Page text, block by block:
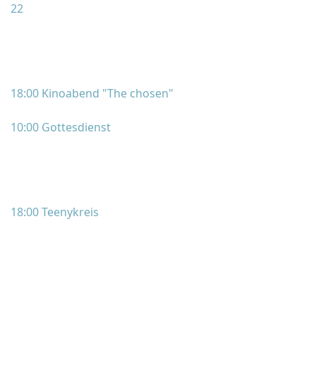
22
18:00 Kinoabend "The chosen"
10:00 Gottesdienst
18:00 Teenykreis